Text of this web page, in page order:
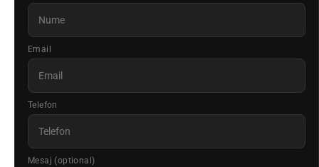
Email
Telefon
Mesaj (optional)